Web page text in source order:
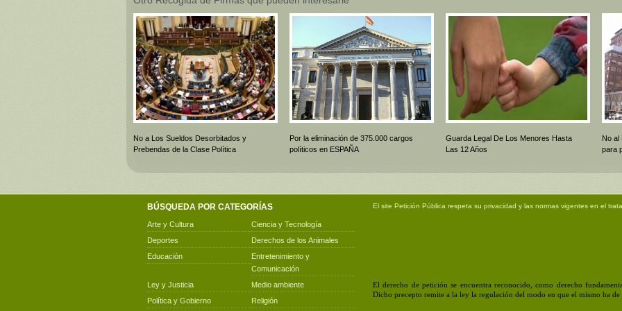
No a Los Sueldos Desorbitados y
Prebendas de la Clase Política
Por la eliminación de 375.000 cargos
políticos en ESPAÑA
Guarda Legal De Los Menores Hasta
Las 12 Años
No al
para
BÚSQUEDA POR CATEGORÍAS
Arte y Cultura
Ciencia y Tecnología
Deportes
Derechos de los Animales
Educación
Entretenimiento y
Comunicación
Ley y Justicia
Medio ambiente
Política y Gobierno
Religión
El site Petición Pública respeta su privacidad y las normas vigentes en el
El derecho de petición se encuentra reconocido, como derecho
Dicho precepto remite a la ley la regulación del modo en que el mismo ha